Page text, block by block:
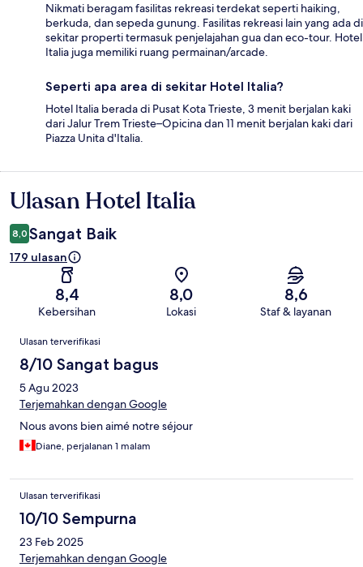
Nikmati beragam fasilitas rekreasi terdekat seperti haiking,
berkuda, dan sepeda gunung. Fasilitas rekreasi lain yang ada di
sekitar properti termasuk penjelajahan gua dan eco-tour. Hotel
Italia juga memiliki ruang permainan/arcade.
Seperti apa area di sekitar Hotel Italia?
Hotel Italia berada di Pusat Kota Trieste, 3 menit berjalan kaki
dari Jalur Trem Trieste–Opicina dan 11 menit berjalan kaki dari
Piazza Unita d'Italia.
Ulasan
Ulasan Hotel Italia
8,0 Sangat Baik
179 ulasan
8,4
Kebersihan
8,0
Lokasi
8,6
Staf & layanan
Ulasan
Ulasan terverifikasi
8/10 Sangat bagus
5 Agu 2023
Terjemahkan dengan Google
Nous avons bien aimé notre séjour
Diane, perjalanan 1 malam
Ulasan terverifikasi
10/10 Sempurna
23 Feb 2025
Terjemahkan dengan Google